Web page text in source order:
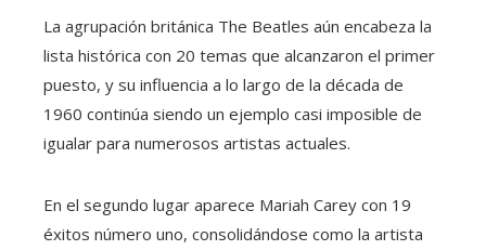
La agrupación británica The Beatles aún encabeza la
lista histórica con 20 temas que alcanzaron el primer
puesto, y su influencia a lo largo de la década de
1960 continúa siendo un ejemplo casi imposible de
igualar para numerosos artistas actuales.
En el segundo lugar aparece Mariah Carey con 19
éxitos número uno, consolidándose como la artista